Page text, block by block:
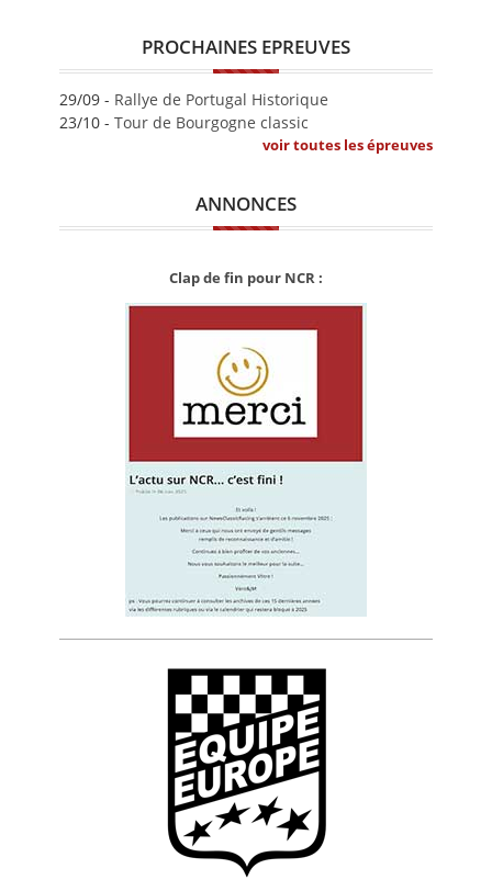
PROCHAINES EPREUVES
29/09 - Rallye de Portugal Historique
23/10 - Tour de Bourgogne classic
voir toutes les épreuves
ANNONCES
Clap de fin pour NCR :